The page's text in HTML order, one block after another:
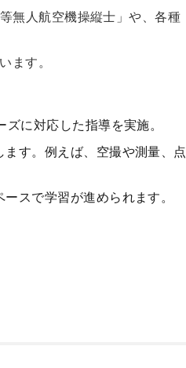
無人航空機操縦士」や、各種
ます。
に対応した指導を実施。
す。例えば、空撮や測量、点
スで学習が進められます。